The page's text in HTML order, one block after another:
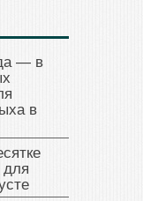
— в
в
для